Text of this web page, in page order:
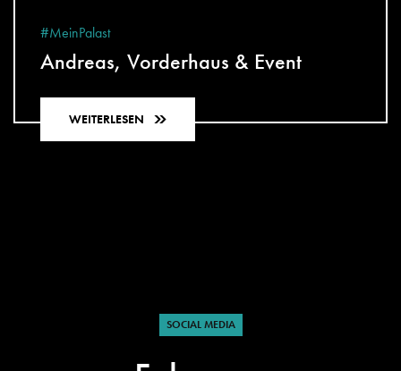
#MeinPalast
Andreas, Vorderhaus & Event
WEITERLESEN
SOCIAL MEDIA